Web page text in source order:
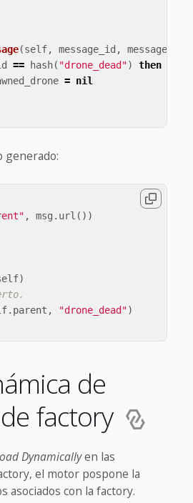
(self, message_id , message
== hash( "drone_dead")
then
= nil
generado:
, msg . url ())
)
. parent , "drone_dead")
de
factory
Dynamicallyen las
el motor pospone la
asociados con la factory.